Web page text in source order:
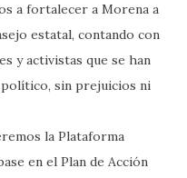
a fortalecer a Morena a
estatal, contando con
y activistas que se han
sin prejuicios ni
la Plataforma
en el Plan de Acción